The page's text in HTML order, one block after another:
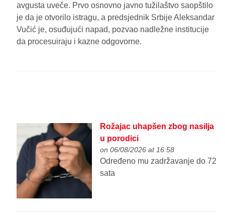
avgusta uveče. Prvo osnovno javno tužilaštvo saopštilo
je da je otvorilo istragu, a predsjednik Srbije Aleksandar
Vučić je, osuđujući napad, pozvao nadležne institucije
da procesuiraju i kazne odgovorne.
Rožajac uhapšen zbog nasilja
u porodici
on 06/08/2026 at 16:58
Određeno mu zadržavanje do 72
sata